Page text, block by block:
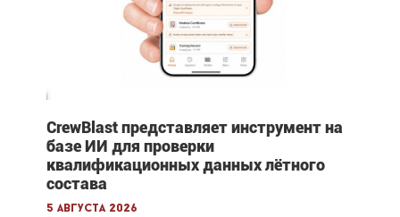
CrewBlast представляет инструмент на
базе ИИ для проверки
квалификационных данных лётного
состава
5 августа 2026